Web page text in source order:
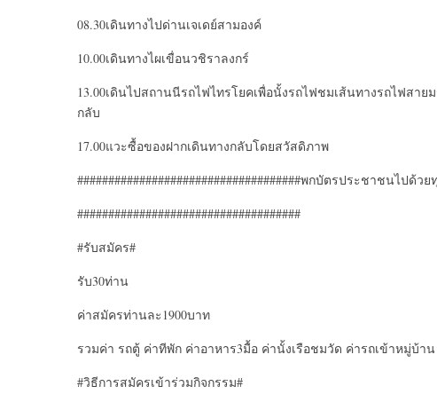
08.30เดินทางไปด่านเจเดย์สามองค์
10.00เดินทางไผเขื่อนวชิราลงกร์
13.00เดินไปสถานนีรถไฟไทรโยคเพื่อนั้งรถไฟชมเส้นทางรถไฟส
กลับ
17.00แวะซื้อของฝากเดินทางกลับโดยสวัสดิภาพ
####################################พกบัตรประชาชนไปด้
####################################
#รับสมัคร#
รับ30ท่าน
ค่าสมัครท่านละ1900บาท
รวมค่า รถตู้ ค่าทีพัก ค่าอาหาร3มื้อ ค่านั้งเรือชมวัด ค่ารถเข้าหมู่บ้าน
#วิธีการสมัครเข้าร่วมกิจกรรม#